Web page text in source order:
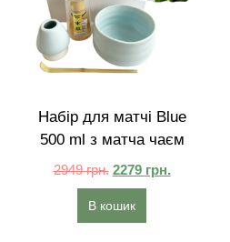
Набір для матчі Blue
500 ml з матча чаєм
2949грн. 2279 грн.
В кошик